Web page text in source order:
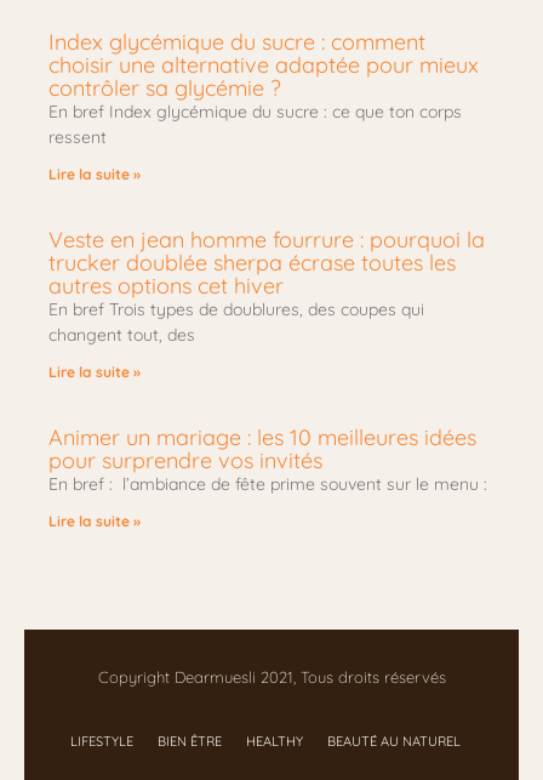
Index glycémique du sucre : comment
choisir une alternative adaptée pour mieux
contrôler sa glycémie ?
En bref Index glycémique du sucre : ce que ton corps
ressent
Lire la suite »
Veste en jean homme fourrure : pourquoi la
trucker doublée sherpa écrase toutes les
autres options cet hiver
En bref Trois types de doublures, des coupes qui
changent tout, des
Lire la suite »
Animer un mariage : les 10 meilleures idées
pour surprendre vos invités
En bref : l’ambiance de fête prime souvent sur le menu :
Lire la suite »
Copyright Dearmuesli 2021, Tous droits réservés
LIFESTYLE BIEN ÊTRE HEALTHY BEAUTÉ AU NATUREL